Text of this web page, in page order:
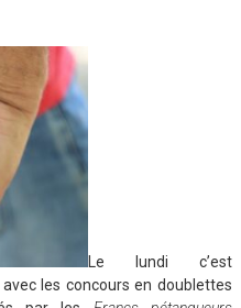
Le lundi c’est
les concours en doublettes